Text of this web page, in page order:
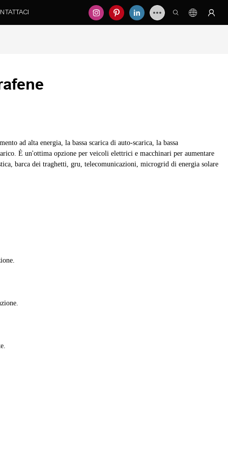
ad alta energia, la bassa scarica di auto-scarica, la bassa
È un'ottima opzione per veicoli elettrici e macchinari per aumentare
barca dei traghetti, gru, telecomunicazioni, microgrid di energia solare